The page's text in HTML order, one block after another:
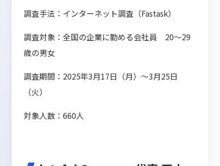
調査手法：インターネット調査（Fastask）
調査対象：全国の企業に勤める会社員 20～29
歳の男女
調査期間：2025年3月17日（月）～3月25日
（火）
対象人数：660人